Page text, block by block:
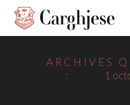
ARCHIVES
:
1